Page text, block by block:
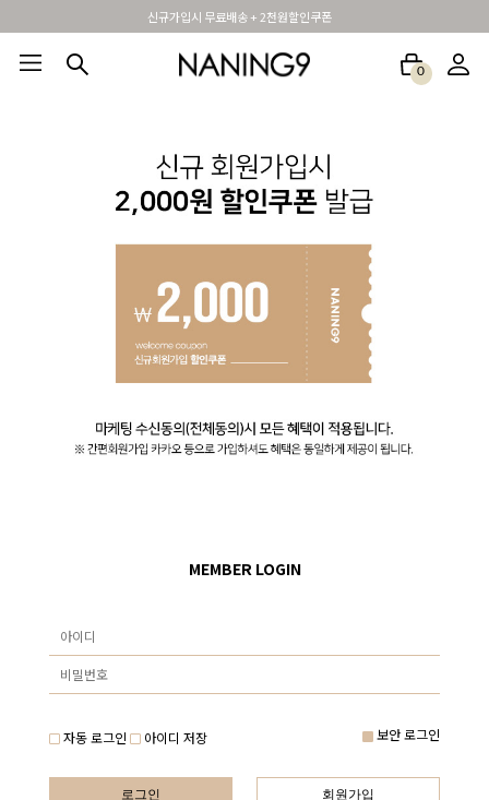
신규가입시 무료배송 + 2천원할인쿠폰
0
MEMBER LOGIN
자동 로그인 아이디 저장 보안 로그인
로그인 회원가입